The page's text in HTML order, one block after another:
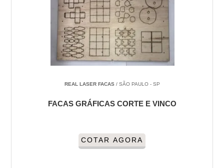
REAL LASER FACAS/ SÃO PAULO - SP
FACAS GRÁFICAS CORTE E VINCO
COTAR AGORA